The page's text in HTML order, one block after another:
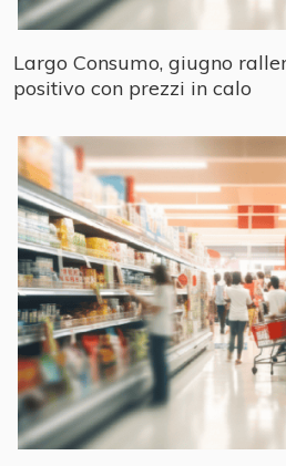
Largo Consumo, giugno
positivo con prezzi in calo